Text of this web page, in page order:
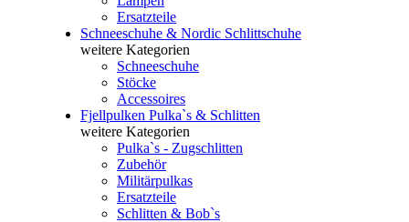
Ersatzteile
Schneeschuhe & Nordic Schlittschuhe
weitere Kategorien
Schneeschuhe
Stöcke
Accessoires
Fjellpulken Pulka`s & Schlitten
weitere Kategorien
Pulka`s - Zugschlitten
Zubehör
Militärpulkas
Ersatzteile
Schlitten & Bob`s